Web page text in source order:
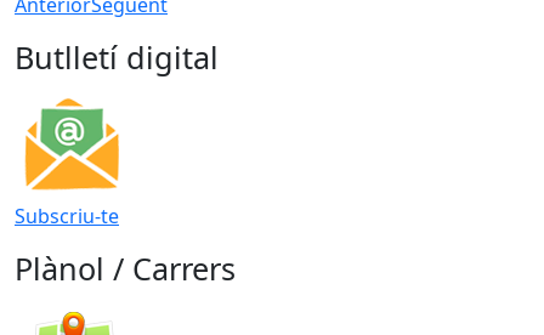
Butlletí digital
Subscriu-te
Plànol / Carrers